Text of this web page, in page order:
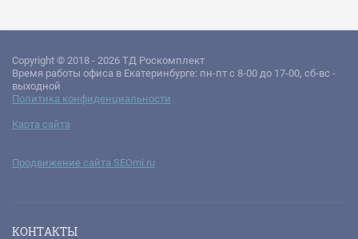
Copyright © 2018 - 2026 ТД Роскомплект
Время работы офиса в Екатеринбурге: пн-пт с 8-00 до 17-00, сб-вс -
выходной
Политика конфиденциальности
Карта сайта
Продвижение сайта SEOmi.ru
КОНТАКТЫ